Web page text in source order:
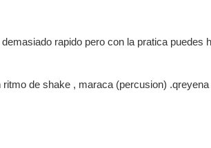
rapido pero con la pratica puedes
de shake , maraca (percusion) .qreyena